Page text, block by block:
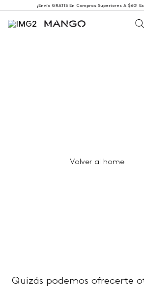
¡Envío GRATIS En Compras Superiores A $60!
Volver al home
Quizás podemos ofrecerte